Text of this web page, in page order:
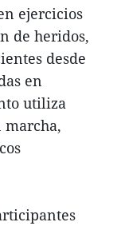
ejercicios
de heridos,
desde
en
utiliza
marcha,